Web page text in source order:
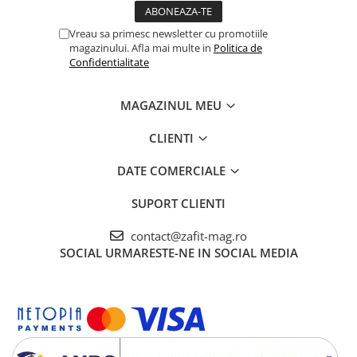
Vreau sa primesc newsletter cu promotiile
magazinului. Afla mai multe in Politica de
Confidentialitate
MAGAZINUL MEU
CLIENTI
DATE COMERCIALE
SUPORT CLIENTI
contact@zafit-mag.ro
SOCIAL URMARESTE-NE IN SOCIAL MEDIA